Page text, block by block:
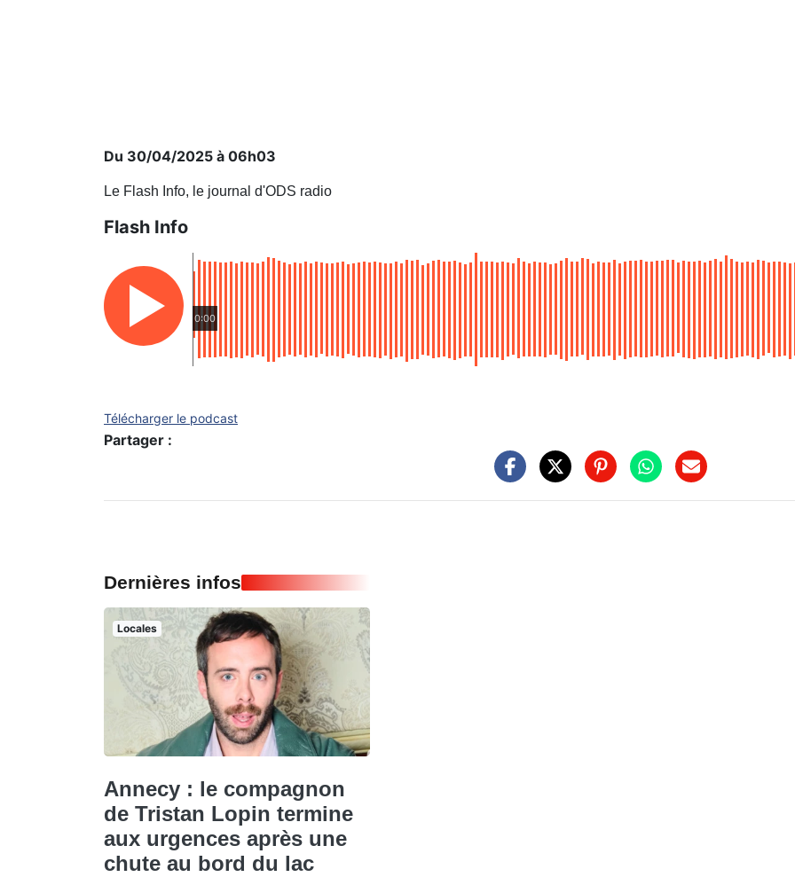
Du 30/04/2025 à 06h03
Le Flash Info, le journal d'ODS radio
Flash Info
0:00
Télécharger le podcast
Partager :
Dernières infos
Locales
Annecy : le compagnon
de Tristan Lopin termine
aux urgences après une
chute au bord du lac